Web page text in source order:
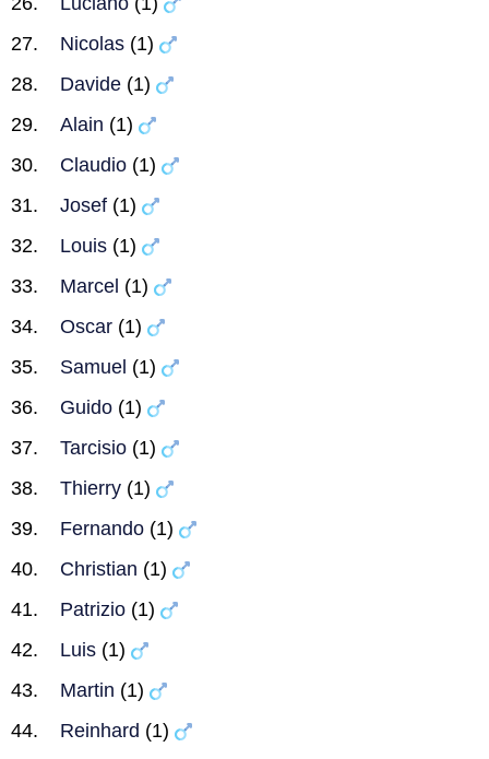
Nicolas (1)
Davide (1)
Alain (1)
Claudio (1)
Josef (1)
Louis (1)
Marcel (1)
Oscar (1)
Samuel (1)
Guido (1)
Tarcisio (1)
Thierry (1)
Fernando (1)
Christian (1)
Patrizio (1)
Luis (1)
Martin (1)
Reinhard (1)